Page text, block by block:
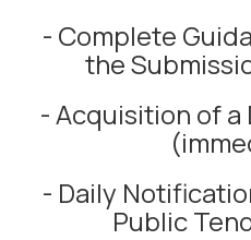
- Complete
the
- Acquisition of
- Daily
Public